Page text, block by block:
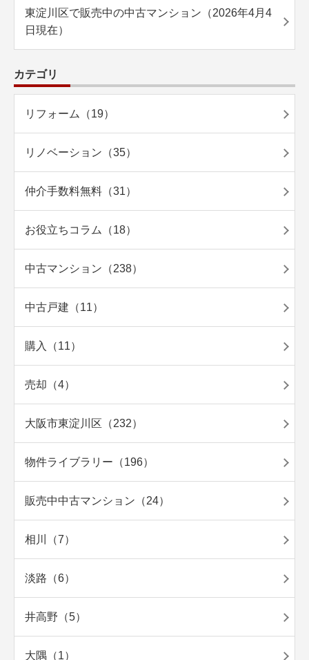
東淀川区で販売中の中古マンション（2026年4月4
日現在）
カテゴリ
リフォーム（19）
リノベーション（35）
仲介手数料無料（31）
お役立ちコラム（18）
中古マンション（238）
中古戸建（11）
購入（11）
売却（4）
大阪市東淀川区（232）
物件ライブラリー（196）
販売中中古マンション（24）
相川（7）
淡路（6）
井高野（5）
大隅（1）